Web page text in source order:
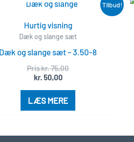
Tilbud!
Hurtig visning
Dæk og slange sæt
Dæk og slange sæt – 3.50-8
Priskr.75,00
oprindelige
var:
kr. 75,00.
kr.50,00
aktuelle
er:
kr. 50,00.
LÆS MERE